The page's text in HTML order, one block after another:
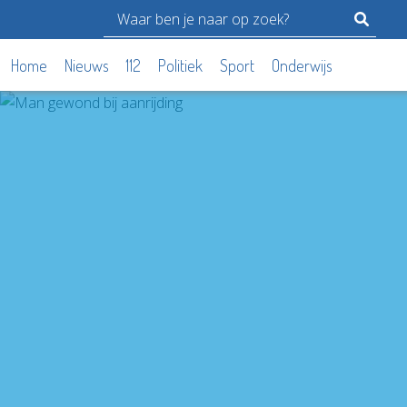
Home Nieuws 112 Politiek Sport Onderwijs